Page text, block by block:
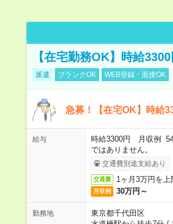
【在宅勤務OK】時給
派遣 ブランクOK WEB登録・面接OK
急募！【在宅OK】時給
給与
時給3300円 月収例
ではありません。
交通費別途支給あり
交通費 1ヶ月3万円を
月収例 30万円～
勤務地
東京都千代田区